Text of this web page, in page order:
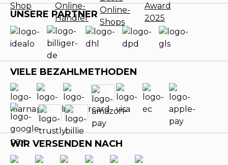
UNSERE PARTNER
VIELE BEZAHLMETHODEN
WIR VERSENDEN NACH